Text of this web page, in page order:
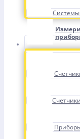
Системы